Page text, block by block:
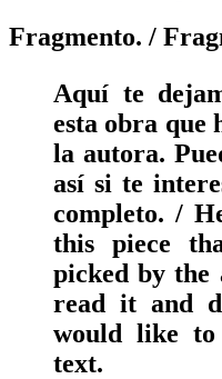
Fragmento. /
Aquí te
esta obra que
la autora.
así si te
completo. /
this piece
picked by the
read it and
would like to
text.